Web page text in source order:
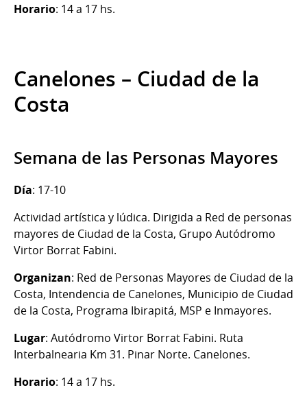
Horario: 14 a 17 hs.
Canelones – Ciudad de la
Costa
Semana de las Personas Mayores
Día: 17-10
Actividad artística y lúdica. Dirigida a Red de personas
mayores de Ciudad de la Costa, Grupo Autódromo
Virtor Borrat Fabini.
Organizan: Red de Personas Mayores de Ciudad de la
Costa, Intendencia de Canelones, Municipio de Ciudad
de la Costa, Programa Ibirapitá, MSP e Inmayores.
Lugar: Autódromo Virtor Borrat Fabini. Ruta
Interbalnearia Km 31. Pinar Norte. Canelones.
Horario: 14 a 17 hs.